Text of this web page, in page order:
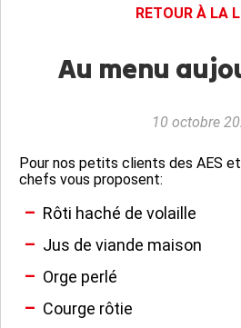
RETOUR À LA
Au menu
10 octobre
Pour nos petits clients des AES et
chefs vous proposent:
Rôti haché de volaille
Jus de viande maison
Orge perlé
Courge rôtie